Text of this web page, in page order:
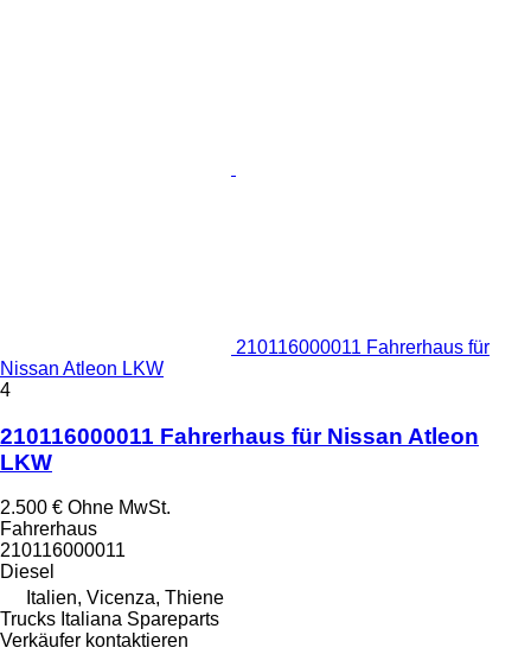
210116000011 Fahrerhaus für
Nissan Atleon LKW
4
210116000011 Fahrerhaus für Nissan Atleon
LKW
2.500 € Ohne MwSt.
Fahrerhaus
210116000011
Diesel
Italien, Vicenza, Thiene
Trucks Italiana Spareparts
Verkäufer kontaktieren